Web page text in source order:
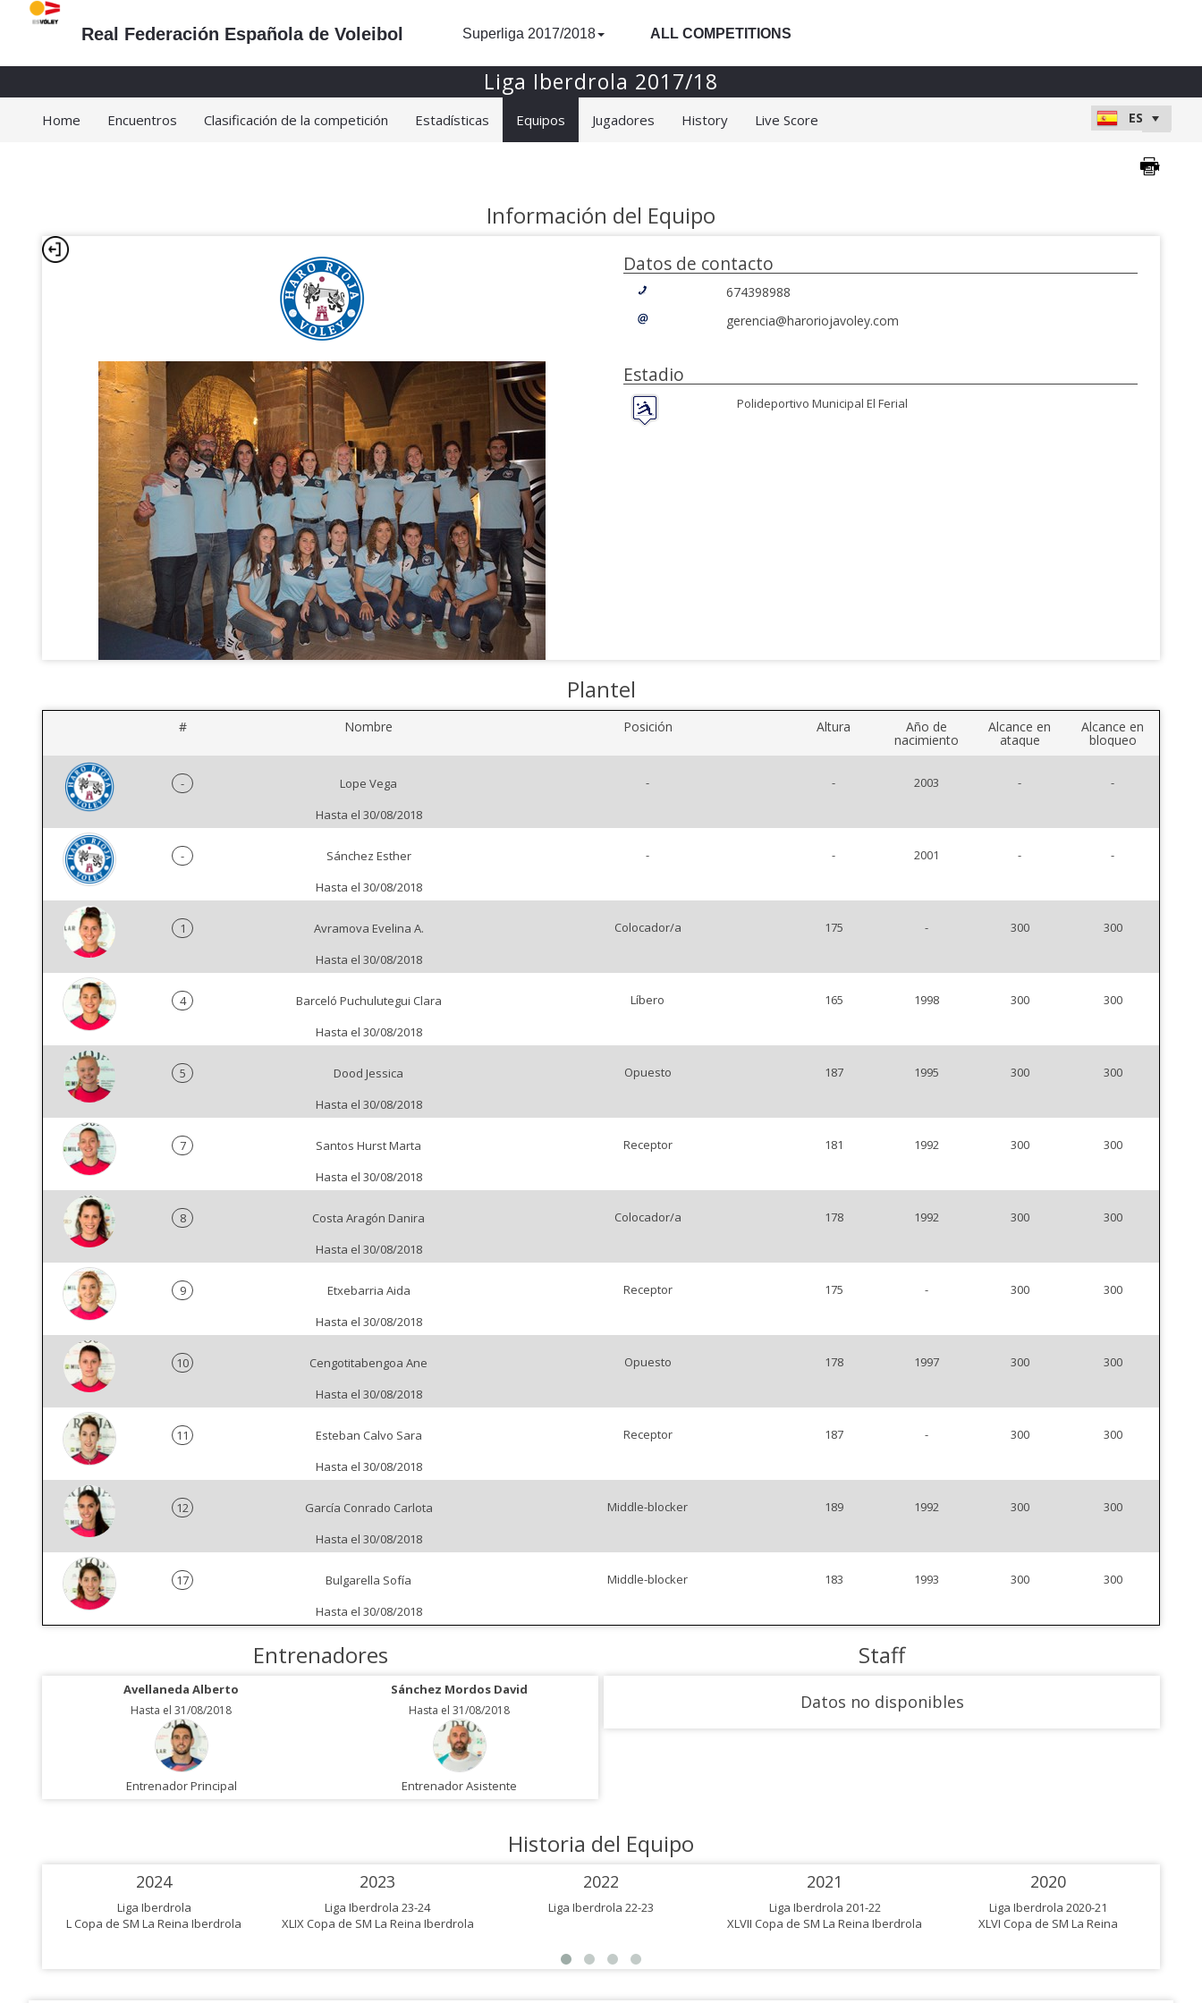
Real Federación Española de Voleibol Superliga 2017/2018 ALL COMPETITIONS
Liga Iberdrola 2017/18
Home Encuentros Clasificación de la competición Estadísticas Equipos Jugadores History Live Score
Información del Equipo
Datos de contacto
674398988
gerencia@haroriojavoley.com
Estadio
Polideportivo Municipal El Ferial
Plantel
# Nombre Posición Altura Año de
nacimiento
Alcance en
ataque
Alcance en
bloqueo
-
Lope Vega
Hasta el 30/08/2018
- - 2003 - -
-
Sánchez Esther
Hasta el 30/08/2018
- - 2001 - -
1
Avramova Evelina A.
Hasta el 30/08/2018
Colocador/a 175 - 300 300
4
Barceló Puchulutegui Clara
Hasta el 30/08/2018
Líbero 165 1998 300 300
5
Dood Jessica
Hasta el 30/08/2018
Opuesto 187 1995 300 300
7
Santos Hurst Marta
Hasta el 30/08/2018
Receptor 181 1992 300 300
8
Costa Aragón Danira
Hasta el 30/08/2018
Colocador/a 178 1992 300 300
9
Etxebarria Aida
Hasta el 30/08/2018
Receptor 175 - 300 300
10
Cengotitabengoa Ane
Hasta el 30/08/2018
Opuesto 178 1997 300 300
11
Esteban Calvo Sara
Hasta el 30/08/2018
Receptor 187 - 300 300
12
García Conrado Carlota
Hasta el 30/08/2018
Middle-blocker 189 1992 300 300
17
Bulgarella Sofía
Hasta el 30/08/2018
Middle-blocker 183 1993 300 300
Entrenadores
Avellaneda Alberto
Hasta el 31/08/2018
Entrenador Principal
Sánchez Mordos David
Hasta el 31/08/2018
Entrenador Asistente
Staff
Datos no disponibles
Historia del Equipo
2024
Liga Iberdrola
L Copa de SM La Reina Iberdrola
2023
Liga Iberdrola 23-24
XLIX Copa de SM La Reina Iberdrola
2022
Liga Iberdrola 22-23
2021
Liga Iberdrola 201-22
XLVII Copa de SM La Reina Iberdrola
2020
Liga Iberdrola 2020-21
XLVI Copa de SM La Reina